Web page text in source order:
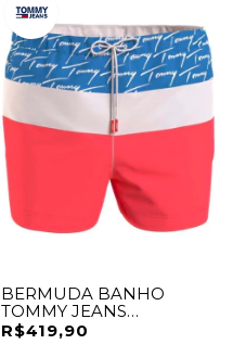
BERMUDA BANHO
TOMMY JEANS
DRAWSTRING
R$419,90